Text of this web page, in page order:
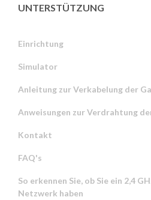
UNTERSTÜTZUNG
Einrichtung
Simulator
Anleitung zur Verkabelung der
Anweisungen zur Verdrahtung
Kontakt
FAQ's
So erkennen Sie, ob Sie ein 2,4
Netzwerk haben